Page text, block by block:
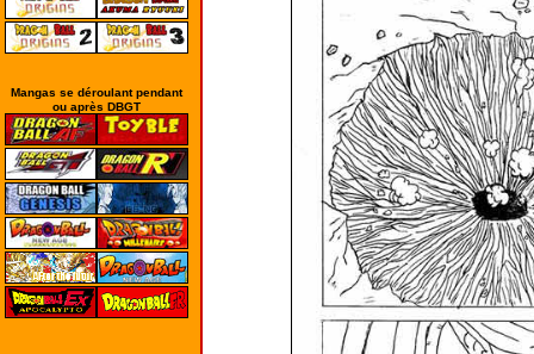
Mangas se déroulant pendant
ou après DBGT